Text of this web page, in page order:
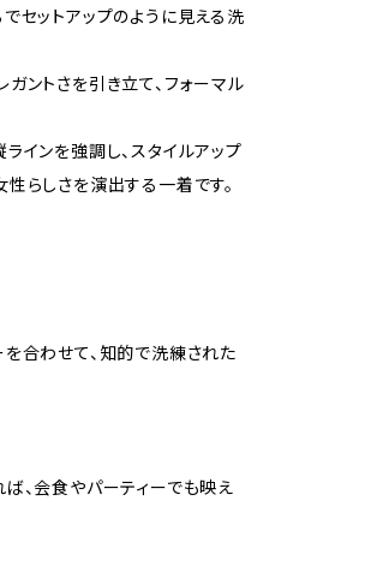
セットアップのように見える洗
ントさを引き立て、フォーマル
インを強調し、スタイルアップ
らしさを演出する一着です。
合わせて、知的で洗練された
、会食やパーティーでも映え